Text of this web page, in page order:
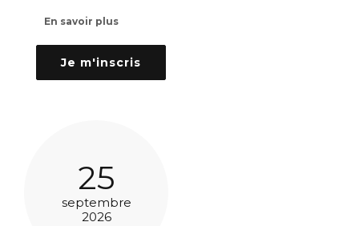
En savoir plus
Je m'inscris
25
septembre
2026